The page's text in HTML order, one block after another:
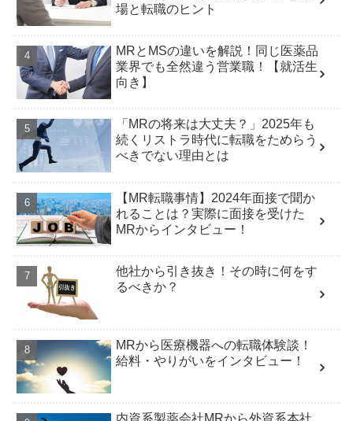
場と転職のヒント
MRとMSの違いを解説！同じ医薬品
業界でも全然違う営業職！【就活生
向き】
「MRの将来は大丈夫？」2025年も
続くリストラ時代に転職をためらう
べきでない理由とは
【MR転職事情】2024年面接で聞か
れることは？実際に面接を受けた
MRからインタビュー！
他社から引き抜き！その時に何をす
るべきか？
MRから医療機器への転職体験談！
給料・やりがいをインタビュー！
内資系製薬会社MRから外資系本社